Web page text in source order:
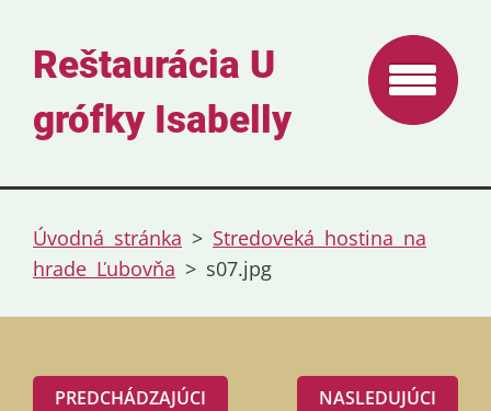
Reštaurácia U
grófky Isabelly
Úvodná stránka > Stredoveká hostina na
hrade Ľubovňa > s07.jpg
PREDCHÁDZAJÚCI NASLEDUJÚCI